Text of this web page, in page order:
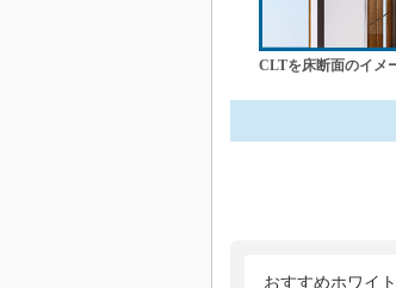
CLTを床断面のイメ
おすすめホワイ